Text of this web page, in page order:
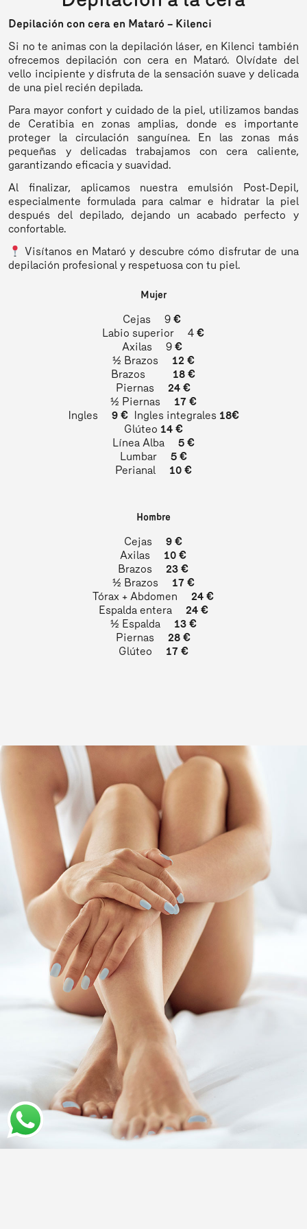
Al finalizar, se hidrata la piel con nuestra crema post-láser
con caléndula, lavanda y aloe vera, que ayuda a calmar y
regenerar la epidermis.
El tratamiento completo consta de varias sesiones,
normalmente espaciadas entre 6 semanas y 2 meses
según la zona y el tipo de vello. A medida que el
tratamiento avanza, los intervalos entre sesiones se
amplían, y una vez finalizado, se recomiendan sesiones de
mantenimiento para asegurar que el folículo piloso no
vuelva a producir vello.
Es normal que entre la primera y tercera semana después
de la sesión el vello vuelva a aparecer. La epidermis lo
expulsará de manera natural. Puedes acelerar este
proceso con exfoliantes suaves, y se recomienda evitar el
afeitado frecuente, ya que puede dificultar la observación
de los resultados y la evolución del tratamiento.
y que la piel és el órgano mas grande del cuerpo y el mas
expuesto.
Aconsejamos el cuidado previo de la zona los días previos
a la depilación. Y si estás en algún tratamiento, médico o
cosmético no dudes en comunicarlo.
Depilación con cera en Mataró – Kilenci
Si no te animas con la depilación láser, en Kilenci también
ofrecemos depilación con cera en Mataró. Olvídate del
vello incipiente y disfruta de la sensación suave y delicada
de una piel recién depilada.
Para mayor confort y cuidado de la piel, utilizamos bandas
de Ceratibia en zonas amplias, donde es importante
proteger la circulación sanguínea. En las zonas más
pequeñas y delicadas trabajamos con cera caliente,
garantizando eficacia y suavidad.
Al finalizar, aplicamos nuestra emulsión Post-Depil,
especialmente formulada para calmar e hidratar la piel
después del depilado, dejando un acabado perfecto y
confortable.
Visítanos en Mataró y descubre cómo disfrutar de una
depilación profesional y respetuosa con tu piel.
Mujer
Cejas 9 €
Labio superior 4 €
Axilas 9€
½ Brazos 12 €
Brazos
18 €
Piernas 24 €
½ Piernas 17 €
Ingles
9 € Ingles integrales 18€
Glúteo 14 €
Línea Alba5 €
Lumbar 5 €
Perianal
10 €
Hombre
Cejas
9 €
Axilas
10 €
Brazos 23 €
½ Brazos 17 €
Tórax + Abdomen 24 €
Espalda entera24 €
½ Espalda13 €
Piernas 28 €
Glúteo 17 €